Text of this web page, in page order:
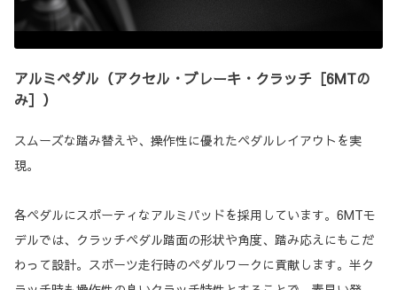
アルミペダル（アクセル・ブレーキ・クラッチ［6MTの
み］）
スムーズな踏み替えや、操作性に優れたペダルレイアウトを実
現。
各ペダルにスポーティなアルミパッドを採用しています。6MTモ
デルでは、クラッチペダル踏面の形状や角度、踏み応えにもこだ
わって設計。スポーツ走行時のペダルワークに貢献します。半ク